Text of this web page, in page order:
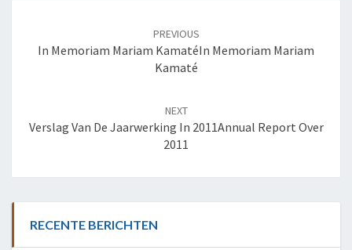
PREVIOUS
In Memoriam Mariam KamatéIn Memoriam Mariam
Kamaté
NEXT
Verslag Van De Jaarwerking In 2011Annual Report Over
2011
RECENTE BERICHTEN